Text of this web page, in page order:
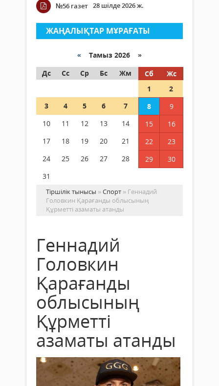
№56 газет 28 шілде 2026 ж.
ЖАҢАЛЫҚТАР МҰРАҒАТЫ
« Тамыз 2026 »
Дс
Сс Ср Бс Жм Сб
Жс
1
2
3
4 5 6 7 8
9
10
11 12 13 14 15
16
17
18 19 20 21 22
23
24
25 26 27 28 29
30
31
Тіршілік тынысы »Спорт » Геннадий
Головкин Қарағанды облысының
Құрметті азаматы атанды
Геннадий
Головкин
Қарағанды
облысының
Құрметті
азаматы атанды